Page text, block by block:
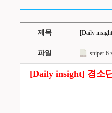
제목 [Daily
파일 sniper
[Daily insight] 경소